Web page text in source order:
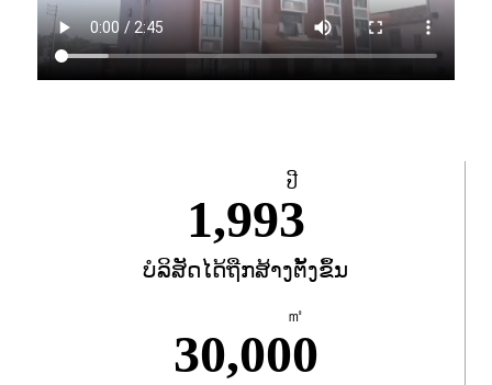
ປີ
1,993
ບໍລິສັດໄດ້ຖືກສ້າງຕັ້ງຂຶ້ນ
㎡
30,000